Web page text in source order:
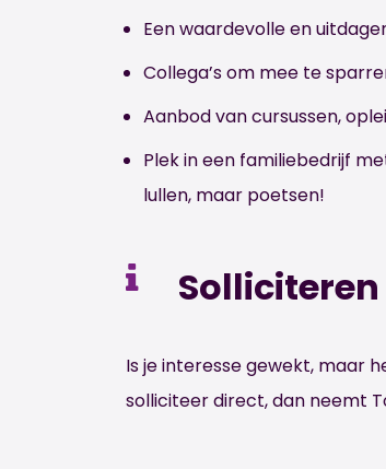
Een waardevolle en
Collega’s om mee te
Aanbod van cursussen,
Plek in een familiebedrijf
lullen, maar poetsen!
Solliciteren
Is je interesse gewekt, maar
solliciteer direct, dan neemt